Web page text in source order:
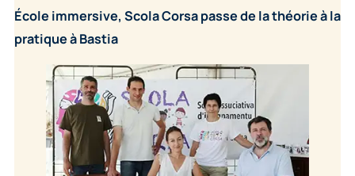
École immersive, Scola Corsa passe de la théorie à la
pratique à Bastia